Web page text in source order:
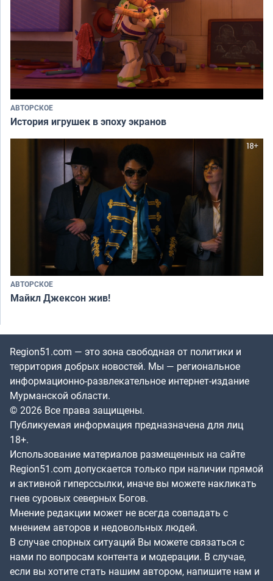
АВТОРСКОЕ
История игрушек в эпоху экранов
АВТОРСКОЕ
Майкл Джексон жив!
Region51.com — это зона свободная от политики и
территория добрых новостей. Мы — региональное
информационно-развлекательное интернет-издание
Мурманской области.
© 2026 Все права защищены.
Публикуемая информация предназначена для лиц
18+.
Использование материалов размещенных на сайте
Region51.com допускается только при наличии прямой
и активной гиперссылки, иначе вы можете накликать
гнев суровых северных Богов.
Мнение редакции может не всегда совпадать с
мнением авторов и недовольных людей.
В случае спорных ситуаций Вы можете связаться с
нами по вопросам контента и модерации. В случае,
если вы хотите стать нашим автором, напишите нам и